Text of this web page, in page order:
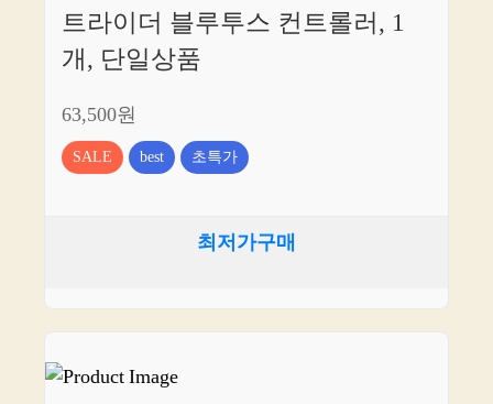
트라이더 블루투스 컨트롤러, 1
개, 단일상품
63,500원
SALE best 초특가
최저가구매